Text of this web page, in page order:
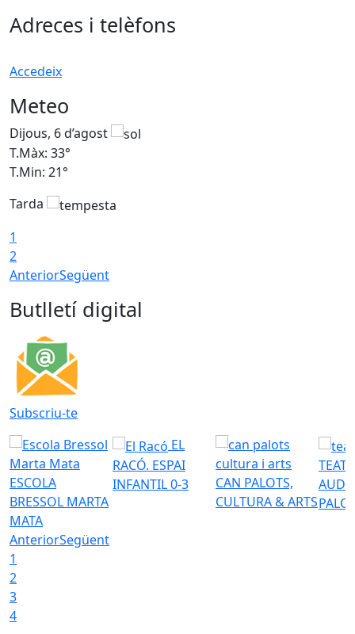
Adreces i telèfons
Accedeix
Meteo
Dijous, 6 d’agost
T.Màx: 33°
T.Min: 21°
Tarda
1
2
AnteriorSegüent
Butlletí digital
Subscriu-te
ESCOLA
BRESSOL MARTA
MATA
EL
RACÓ. ESPAI
INFANTIL 0-3
CAN PALOTS,
CULTURA & ARTS
AnteriorSegüent
1
2
3
4